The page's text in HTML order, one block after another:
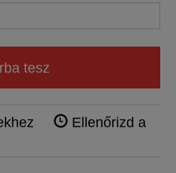
tesz
Ellenőrizd a